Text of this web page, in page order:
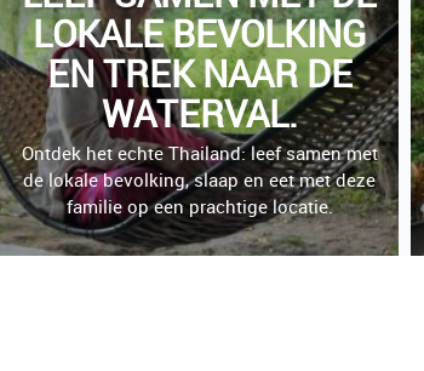
LOKALE BEVOLKING
EN TREK NAAR DE
WATERVAL.
Ontdek het echte Thailand: leef samen met
de lokale bevolking, slaap en eet met deze
familie op een prachtige locatie.